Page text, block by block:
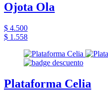
Ojota Ola
$ 4.500
$ 1.558
Plataforma Celia